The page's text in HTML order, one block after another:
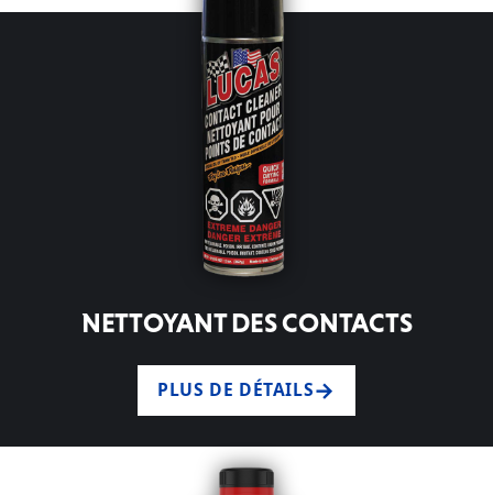
NETTOYANT DES CONTACTS
PLUS DE DÉTAILS